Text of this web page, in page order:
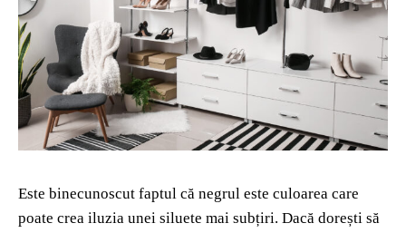
Este binecunoscut faptul că negrul este culoarea care
poate crea iluzia unei siluete mai subțiri. Dacă dorești să